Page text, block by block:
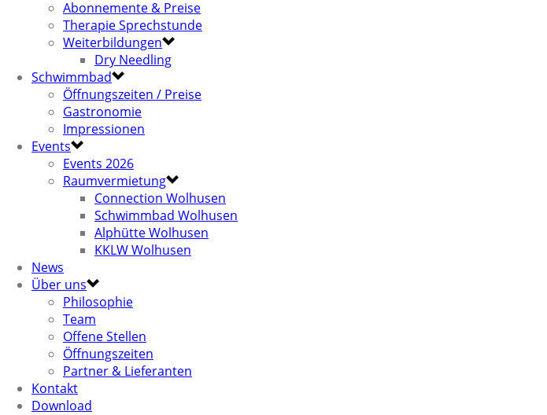
Abonnemente & Preise
Therapie Sprechstunde
Weiterbildungen
Dry Needling
Schwimmbad
Öffnungszeiten / Preise
Gastronomie
Impressionen
Events
Events 2026
Raumvermietung
Connection Wolhusen
Schwimmbad Wolhusen
Alphütte Wolhusen
KKLW Wolhusen
News
Über uns
Philosophie
Team
Offene Stellen
Öffnungszeiten
Partner & Lieferanten
Kontakt
Download